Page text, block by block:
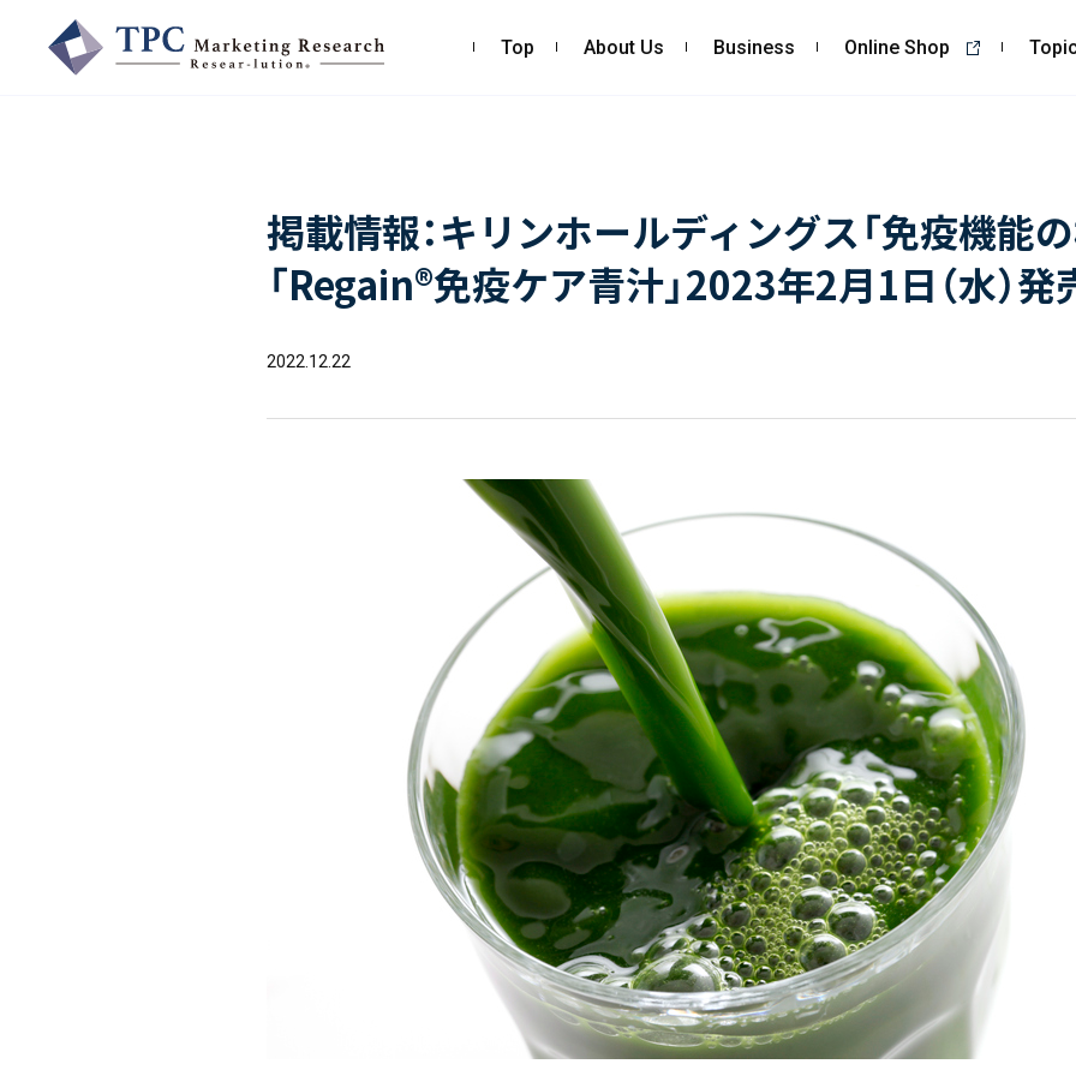
Top About Us Business Online Shop
大阪市西区新町2-4-2 なにわ筋SIAビル［
Map ］
06-6538-5358
私たちの強み
会社概要・沿革
CSR
コンサルティング
依頼・受託調査
- 市場調査
自主企画調査
Topics
ALL
お知らせ
新刊情報
掲載情報
Newsletter
インタビュー
セミナー情報
TPCジャーナル
採用TOP
- 求める人物像
- 人事育成システム
- 先輩社員の声
- エントリー一覧
- TPCでの働き方
掲載情報：キリンホールディングス「免疫機能
「Regain®免疫ケア⻘汁」2023年2⽉1⽇（水）発
2022.12.22